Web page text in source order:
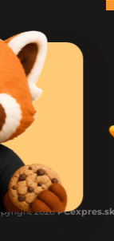
2026PCexpres.sk